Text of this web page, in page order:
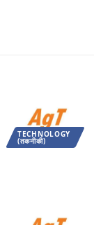
TECHNOLOGY
(तकनीकी)